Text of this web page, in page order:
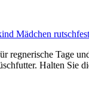
Mädchen
regnerische Tage
Halten Sie